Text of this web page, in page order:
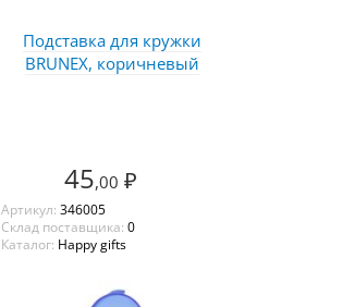
Подставка для кружки
BRUNEX, коричневый
45,00 ₽
Артикул: 346005
Склад поставщика: 0
Каталог: Happy gifts